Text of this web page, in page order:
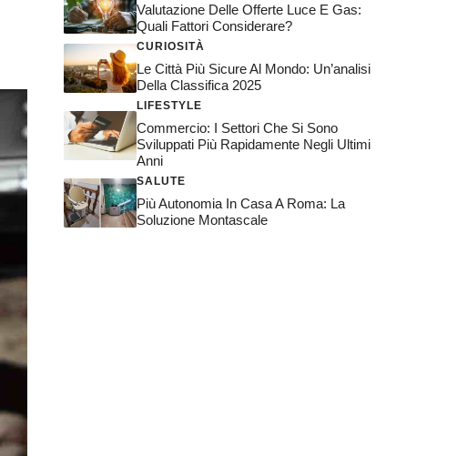
Valutazione Delle Offerte Luce E Gas:
Quali Fattori Considerare?
CURIOSITÀ
Le Città Più Sicure Al Mondo: Un’analisi
Della Classifica 2025
LIFESTYLE
Commercio: I Settori Che Si Sono
Sviluppati Più Rapidamente Negli Ultimi
Anni
SALUTE
Più Autonomia In Casa A Roma: La
Soluzione Montascale